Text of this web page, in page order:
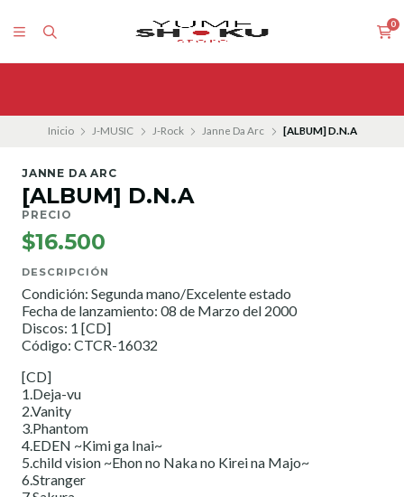
0
Inicio J-MUSIC J-Rock Janne Da Arc [ALBUM] D.N.A
JANNE DA ARC
[ALBUM] D.N.A
PRECIO
$16.500
DESCRIPCIÓN
Condición: Segunda mano/Excelente estado
Fecha de lanzamiento: 08 de Marzo del 2000
Discos: 1 [CD]
Código: CTCR-16032
[CD]
1.Deja-vu
2.Vanity
3.Phantom
4.EDEN ~Kimi ga Inai~
5.child vision ~Ehon no Naka no Kirei na Majo~
6.Stranger